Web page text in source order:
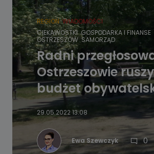
REGION WIADOMOŚCI
CIEKAWOSTKI GOSPODARKA I FINANSE
OSTRZESZÓW SAMORZĄD
Radni
Ostrzeszowie ruszy
budżet
29.05.2022 13:08
Ewa Szewczyk 0